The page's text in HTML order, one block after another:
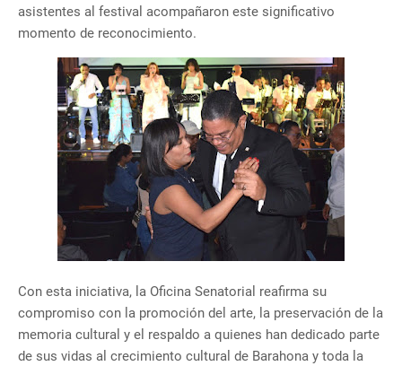
asistentes al festival acompañaron este significativo
momento de reconocimiento.
Con esta iniciativa, la Oficina Senatorial reafirma su
compromiso con la promoción del arte, la preservación de la
memoria cultural y el respaldo a quienes han dedicado parte
de sus vidas al crecimiento cultural de Barahona y toda la